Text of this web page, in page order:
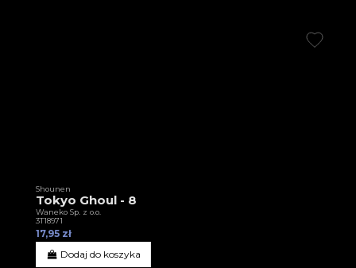
Shounen
Tokyo Ghoul - 8
Waneko Sp. z o.o.
3T18971
17,95 zł
Dodaj do koszyka